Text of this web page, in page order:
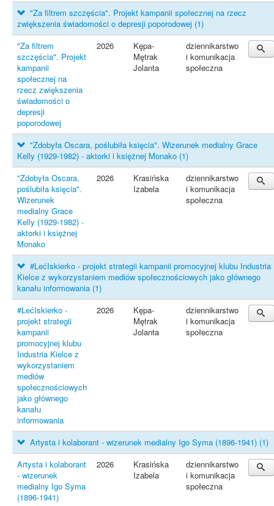
"Za filtrem szczęścia". Projekt kampanii społecznej na rzecz
zwiększenia świadomości o depresji poporodowej (1)
"Za filtrem
szczęścia". Projekt
kampanii
społecznej na
rzecz zwiększenia
świadomości o
depresji
poporodowej
2026
Kępa-
Mętrak
Jolanta
dziennikarstwo
i komunikacja
społeczna
"Zdobyła Oscara, poślubiła księcia". Wizerunek medialny Grace
Kelly (1929-1982) - aktorki i księżnej Monako (1)
"Zdobyła Oscara,
poślubiła księcia".
Wizerunek
medialny Grace
Kelly (1929-1982) -
aktorki i księżnej
Monako
2026
Krasińska
Izabela
dziennikarstwo
i komunikacja
społeczna
#LećIskierko - projekt strategii kampanii promocyjnej klubu Industria
Kielce z wykorzystaniem mediów społecznościowych jako głównego
kanału informowania (1)
#LećIskierko -
projekt strategii
kampanii
promocyjnej klubu
Industria Kielce z
wykorzystaniem
mediów
społecznościowych
jako głównego
kanału
informowania
2026
Kępa-
Mętrak
Jolanta
dziennikarstwo
i komunikacja
społeczna
Artysta i kolaborant - wizerunek medialny Igo Syma (1896-1941) (1)
Artysta i kolaborant
- wizerunek
medialny Igo Syma
(1896-1941)
2026
Krasińska
Izabela
dziennikarstwo
i komunikacja
społeczna